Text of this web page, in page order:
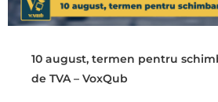
10 august, termen pentru
de TVA – VoxQub